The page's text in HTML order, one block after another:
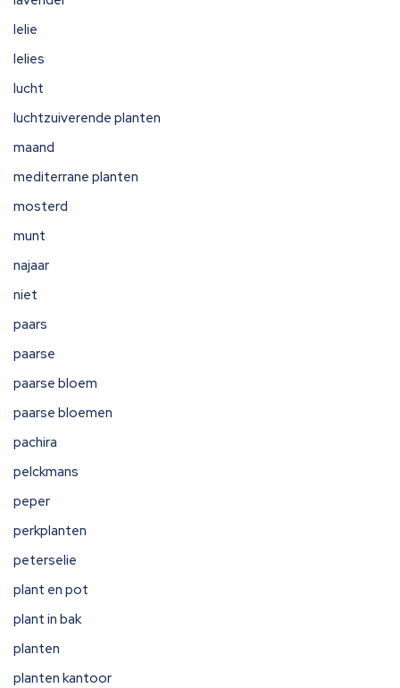
lelie
lelies
lucht
luchtzuiverende planten
maand
mediterrane planten
mosterd
munt
najaar
niet
paars
paarse
paarse bloem
paarse bloemen
pachira
pelckmans
peper
perkplanten
peterselie
plant en pot
plant in bak
planten
planten kantoor